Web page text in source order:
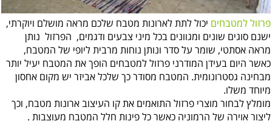
פרזול למטבחים יכול לתת לארונות מטבח שלכם מראה מושלם ויוקרתי,
ישנם סוגים שונים ומגוונים בכל מיני צבעים ודגמים, הפרזול נותן
מראה אסתטי, שומר על סדר ונותן נוחות מרבית ליופי של המטבח,
כאשר היום בעידן המודרני פרזול למטבחים הופך את המטבח יעיל יותר
מבחינה גסטרונומית. המטבח מסודר כך שלכל אביזר יש מקום אחסון
מיוחד משלו.
מומלץ לבחור מוצרי פרזול התואמים את קו העיצוב ארונות מטבח, וכך
ליצור אוירה של הרמוניה כאשר כל פינות חלל המטבח מעוצבות .